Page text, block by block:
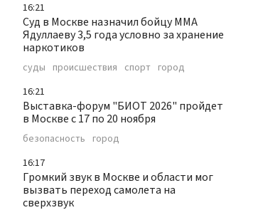
16:21
Суд в Москве назначил бойцу ММА
Ядуллаеву 3,5 года условно за хранение
наркотиков
суды происшествия спорт город
16:21
Выставка-форум "БИОТ 2026" пройдет
в Москве с 17 по 20 ноября
безопасность город
16:17
Громкий звук в Москве и области мог
вызвать переход самолета на
сверхзвук